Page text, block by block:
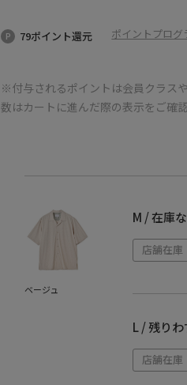
79ポイント還元 ポイントプログ
※付与されるポイントは会員クラス
数はカートに進んだ際の表示をご確
ベージュ
M / 在庫
店舗在庫
L / 残り
店舗在庫